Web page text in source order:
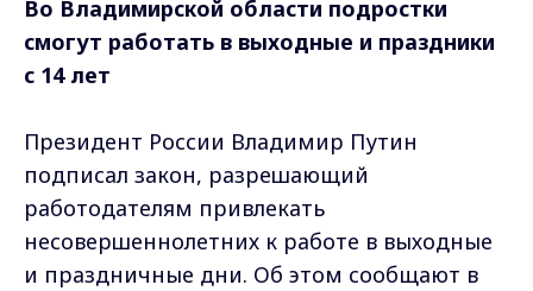
Во Владимирской области подростки
смогут работать в выходные и праздники
с 14 лет
Президент России Владимир Путин
подписал закон, разрешающий
работодателям привлекать
несовершеннолетних к работе в выходные
и праздничные дни. Об этом сообщают в